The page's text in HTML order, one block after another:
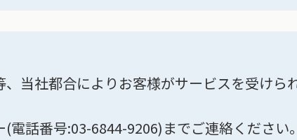
、当社都合によりお客様がサービスを受けら
電話番号:03-6844-9206)までご連絡ください